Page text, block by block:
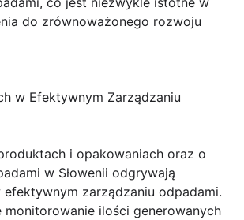
do zrównoważonego rozwoju
w Efektywnym Zarządzaniu
i opakowaniach oraz o
w Słowenii odgrywają
zarządzaniu odpadami.
monitorowanie ilości generowanych